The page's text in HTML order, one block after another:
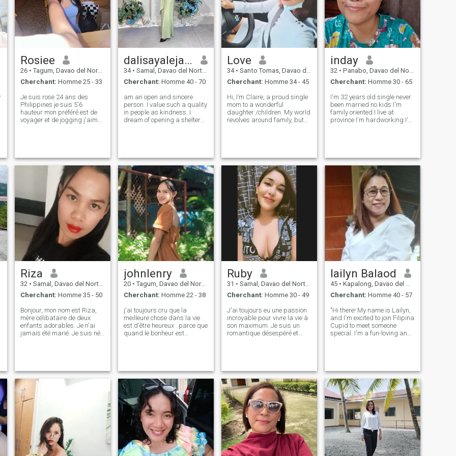
Rosiee
26 • Tagum, Davao del Norte, Philippines
Cherchant: Homme 25 - 33
Je suis rose 24 ans des
Philippines je suis 5'6
hauteur mon préféré est de
voyager et de jogging j'aime
blanc, bleu, rose et j'adore
aussi porter un bikini. et je
travaille aussi à temps
partiel comme
mannequin/promo/push girl
dans une entreprise ici aux
Philippines 💖 et j'aime aussi
le golf j'adore jouer au golf 💖
dalisayalejandro
34 • Samal, Davao del Norte, Philippines
Cherchant: Homme 40 - 70
am an open and sincere
person. I value such a quality
in people as kindness. I
dream of opening a shelter
maintain a friendly
atmosphere in my home.I h
Love
34 • Santo Tomas, Davao del Norte, Philippines
Cherchant: Homme 34 - 45
Hi, I’m Claire, a proud single
mom to a wonderful
daughter /children. My world
revolves around family, but
has taught me to be strong
and inde
inday
32 • Panabo, Davao del Norte, Philippines
Cherchant: Homme 30 - 65
I'm 32 years old single never
been married no kids I'm
family oriented I live at
province I'm hardworking I'm
interested in men 🚬 or drugs
, and
Riza
32 • Samal, Davao del Norte, Philippines
Cherchant: Homme 35 - 50
Bonjour, mon nom est Riza,
mère célibataire de deux
enfants adorables. Je n'ai
jamais été marié. Je suis né
aime faire des tâches
ménagères, cuisiner, faire
des gâteaux et prendre soin
de mes enfants. Des voyages
dans la nature et des
aventures à la plage.
Jardiner quand je suis à la
maison, faire pousser des
fleurs, des fruits et des
légumes. Je travaille
actuellement à l'étranger
johnlenry
20 • Tagum, Davao del Norte, Philippines
Cherchant: Homme 22 - 38
j'ai toujours cru que la
meilleure chose dans la vie
est d'être heureux . parce que
quand le bonheur est
d'amour dans mon cœur et
j'ai juste besoin de quelqu'un
qui puisse partager l'amour
et la joie dans mon cœur.
Ruby
31 • Samal, Davao del Norte, Philippines
Cherchant: Homme 30 - 49
J'ai toujours eu une passion
incroyable pour vivre la vie à
son maximum. Je suis un
romantique désespéré et
blessé. Je cherche un
partenaire tout aussi positif
qui aime essayer de
nouvelles expériences et qui
est un communicateur
excellent et ouvert.
lailyn Balaod
45 • Kapalong, Davao del Norte, Philippines
Cherchant: Homme 40 - 57
"Hi there! My name is Lailyn,
and I'm excited to join Filipina
Cupid to meet someone
special. I'm a fun-loving and
me reading a good book, co